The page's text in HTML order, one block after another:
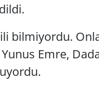
bilmiyordu.
Emre,